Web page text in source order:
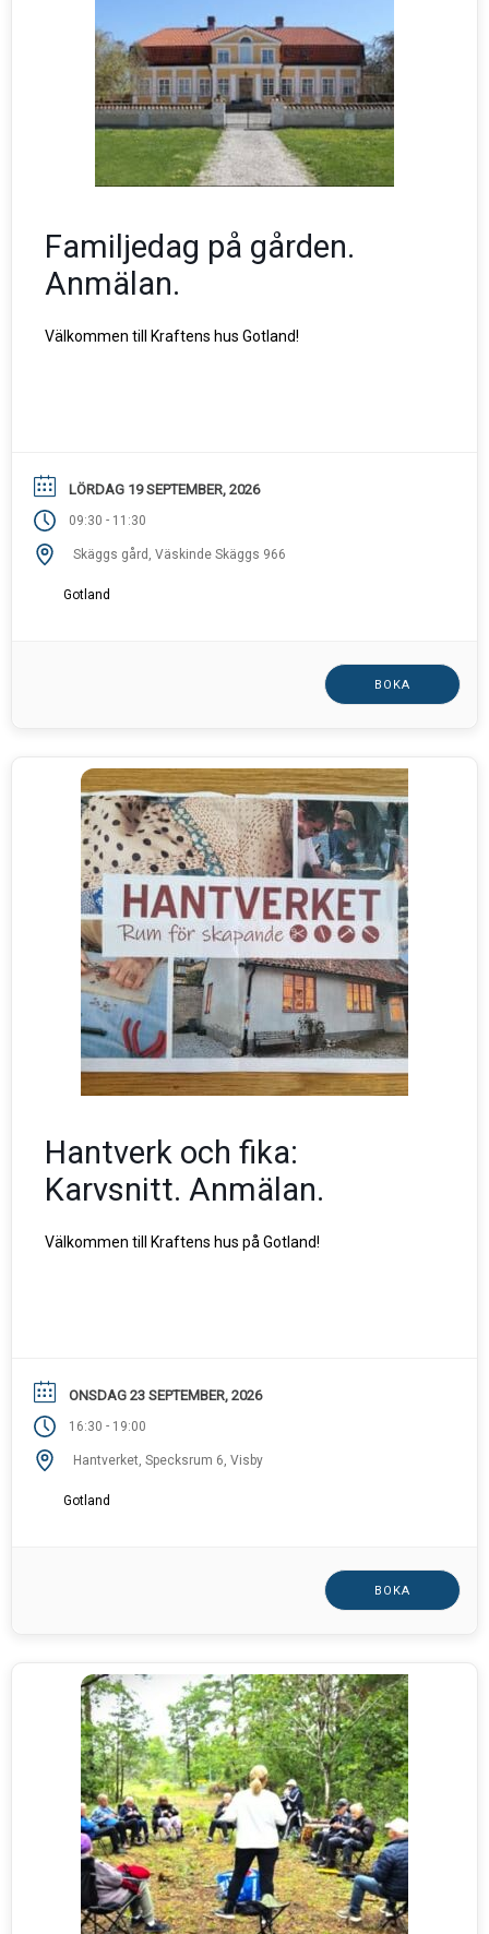
Familjedag på gården.
Anmälan.
Välkommen till Kraftens hus Gotland!
LÖRDAG 19 SEPTEMBER, 2026
09:30 - 11:30
Skäggs gård, Väskinde Skäggs 966
Gotland
BOKA
Hantverk och fika:
Karvsnitt. Anmälan.
Välkommen till Kraftens hus på Gotland!
ONSDAG 23 SEPTEMBER, 2026
16:30 - 19:00
Hantverket, Specksrum 6, Visby
Gotland
BOKA